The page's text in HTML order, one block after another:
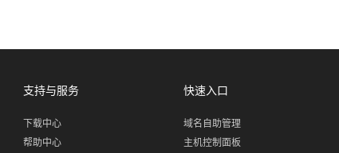
支持与服务
下载中心
帮助中心
快速入口
域名自助管理
主机控制面板